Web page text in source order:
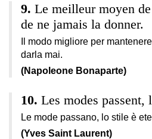
Le meilleur moyen
de ne jamais la donner.
Il modo migliore per
darla mai.
(Napoleone Bonaparte)
Les modes passent,
Le mode passano, lo stile è
(Yves Saint Laurent)